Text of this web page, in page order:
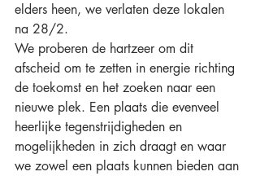
elders heen, we verlaten deze lokalen
na 28/2.
We proberen de hartzeer om dit
afscheid om te zetten in energie richting
de toekomst en het zoeken naar een
nieuwe plek. Een plaats die evenveel
heerlijke tegenstrijdigheden en
mogelijkheden in zich draagt en waar
we zowel een plaats kunnen bieden aan